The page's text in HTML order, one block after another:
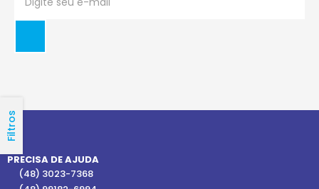
Filtros
PRECISA DE AJUDA
(48) 3023-7368